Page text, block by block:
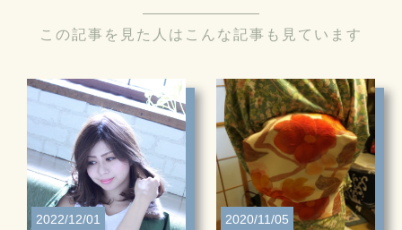
この記事を見た人はこんな記事も見ています
2022/12/01 2020/11/05